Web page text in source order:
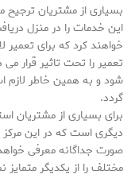
بسیاری از مشتریان ترجیح
این خدمات را در منزل
خواهند کرد که برای تعمیر
تعمیر را تحت تاثیر قرار
شود و به همین خاطر لازم
گردد.
برای بسیاری از مشتریان
دیگری است که در این
صورت جداگانه معرفی
مختلف را از یکدیگر متمایز